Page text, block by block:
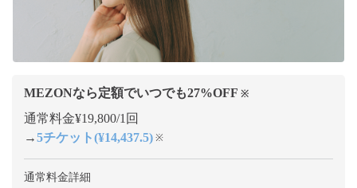
MEZONなら定額でいつでも27%OFF ※
通常料金¥19,800/1回
→5チケット(¥14,437.5) ※
通常料金詳細